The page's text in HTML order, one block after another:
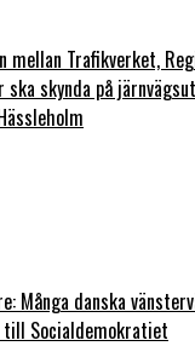
mellan Trafikverket,
ska skynda på
Många danska
Socialdemokratiet